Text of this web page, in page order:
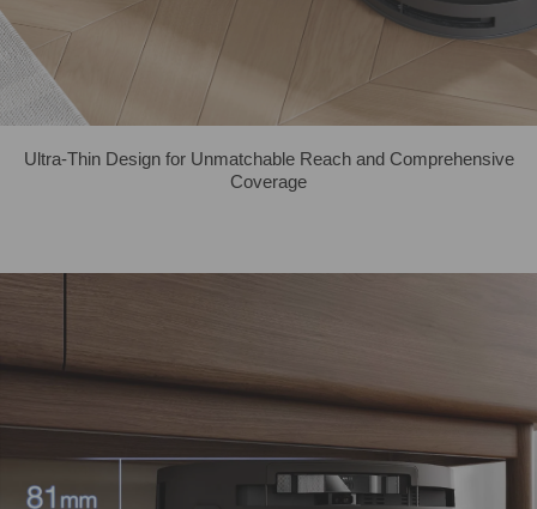
Ultra-Thin Design for Unmatchable Reach and Comprehensive
Coverage